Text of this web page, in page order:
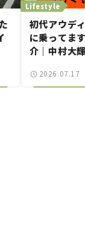
Lifestyle
初代アウデ
に乗ってま
介｜中村大
ばらんばらん
2026.07.17